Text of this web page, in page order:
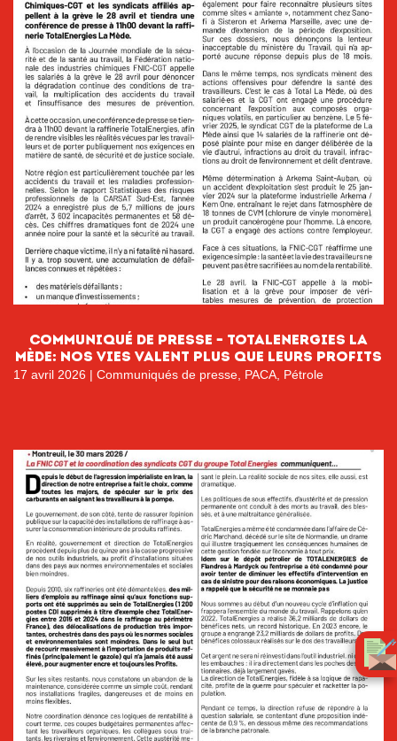
Communiqué de Presse – TotalEnergies La
Mède: Nos vies valent plus que leurs profits
17 avril 2026 | Communiqués de presse PACA Pétrole